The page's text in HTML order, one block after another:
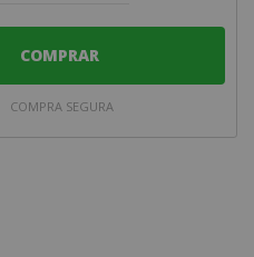
COMPRAR
COMPRA SEGURA